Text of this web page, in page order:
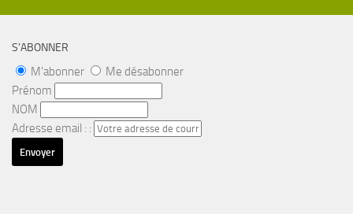
S’ABONNER
M'abonner
Me désabonner
Prénom
NOM
Adresse email : :